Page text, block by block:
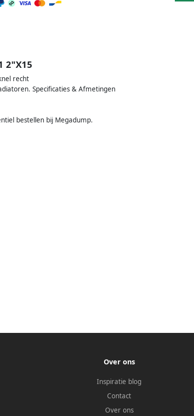
2"X15
recht
Specificaties & Afmetingen
bestellen bij Megadump.
Over ons
Inspiratie blog
Contact
Over ons